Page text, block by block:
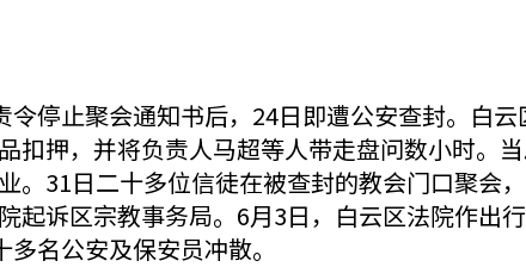
停止聚会通知书后，24日即遭公安查封。白
扣押，并将负责人马超等人带走盘问数小时。
。31日二十多位信徒在被查封的教会门口聚会
诉区宗教事务局。6月3日，白云区法院作出行
名公安及保安员冲散。